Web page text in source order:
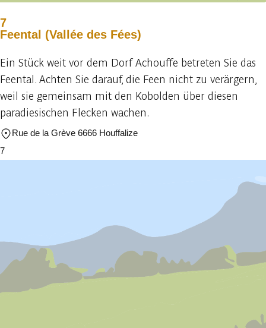
7
Feental (Vallée des Fées)
Ein Stück weit vor dem Dorf Achouffe betreten Sie das
Feental. Achten Sie darauf, die Feen nicht zu verärgern,
weil sie gemeinsam mit den Kobolden über diesen
paradiesischen Flecken wachen.
Rue de la Grève 6666 Houffalize
7